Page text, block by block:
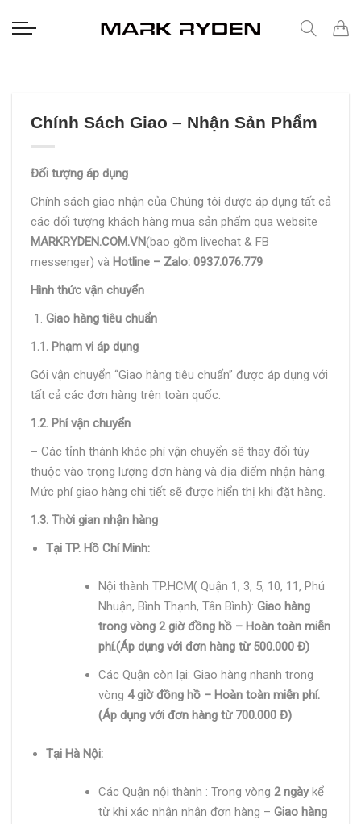
Chính Sách Giao – Nhận Sản Phẩm
Đối tượng áp dụng
Chính sách giao nhận của Chúng tôi được áp dụng tất cả
các đối tượng khách hàng mua sản phẩm qua website
MARKRYDEN.COM.VN(bao gồm livechat & FB
messenger) và Hotline – Zalo: 0937.076.779
Hình thức vận chuyển
Giao hàng tiêu chuẩn
1.1. Phạm vi áp dụng
Gói vận chuyển “Giao hàng tiêu chuẩn” được áp dụng với
tất cả các đơn hàng trên toàn quốc.
1.2. Phí vận chuyển
– Các tỉnh thành khác phí vận chuyển sẽ thay đổi tùy
thuộc vào trọng lượng đơn hàng và địa điểm nhận hàng.
Mức phí giao hàng chi tiết sẽ được hiển thị khi đặt hàng.
1.3. Thời gian nhận hàng
Tại TP. Hồ Chí Minh:
Nội thành TP.HCM( Quận 1, 3, 5, 10, 11, Phú
Nhuận, Bình Thạnh, Tân Bình): Giao hàng
trong vòng 2 giờ đồng hồ – Hoàn toàn miễn
phí.(Áp dụng với đơn hàng từ 500.000 Đ)
Các Quận còn lại: Giao hàng nhanh trong
vòng 4 giờ đồng hồ – Hoàn toàn miễn phí.
(Áp dụng với đơn hàng từ 700.000 Đ)
Tại Hà Nội:
Các Quận nội thành : Trong vòng 2 ngàykể
từ khi xác nhận nhận đơn hàng – Giao hàng